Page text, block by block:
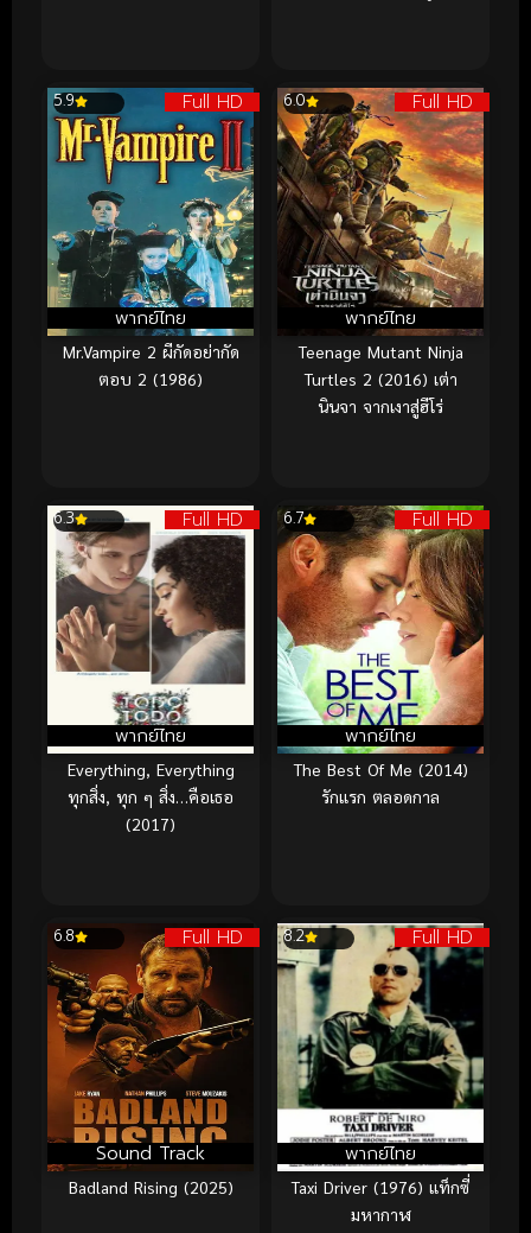
Full HD
พากย์ไทย
5.9
Mr.Vampire 2 ผีกัดอย่ากัด
ตอบ 2 (1986)
Full HD
พากย์ไทย
6.0
Teenage Mutant Ninja
Turtles 2 (2016) เต่า
นินจา จากเงาสู่ฮีโร่
Full HD
พากย์ไทย
6.3
Everything, Everything
ทุกสิ่ง, ทุก ๆ สิ่ง…คือเธอ
(2017)
Full HD
พากย์ไทย
6.7
The Best Of Me (2014)
รักแรก ตลอดกาล
Full HD
Sound Track
6.8
Badland Rising (2025)
Full HD
พากย์ไทย
8.2
Taxi Driver (1976) แท็กซี่
มหากาฬ